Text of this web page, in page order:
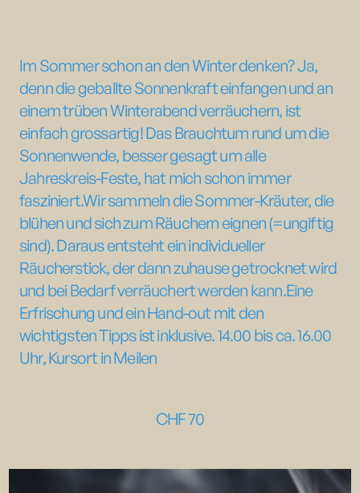
Im Sommer schon an den Winter denken? Ja,
denn die geballte Sonnenkraft einfangen und an
einem trüben Winterabend verräuchern, ist
einfach grossartig! Das Brauchtum rund um die
Sonnenwende, besser gesagt um alle
Jahreskreis-Feste, hat mich schon immer
fasziniert.Wir sammeln die Sommer-Kräuter, die
blühen und sich zum Räuchern eignen (=ungiftig
sind). Daraus entsteht ein individueller
Räucherstick, der dann zuhause getrocknet wird
und bei Bedarf verräuchert werden kann.Eine
Erfrischung und ein Hand-out mit den
wichtigsten Tipps ist inklusive. 14.00 bis ca. 16.00
Uhr, Kursort in Meilen
CHF‏‏‎ ‎70